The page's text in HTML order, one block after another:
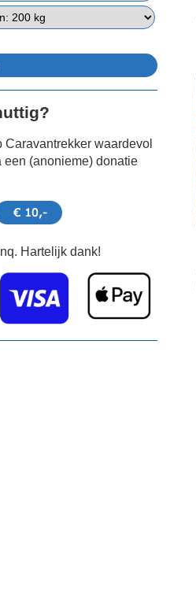
Caravantrekker waardevol
(anonieme) donatie
Hartelijk dank!